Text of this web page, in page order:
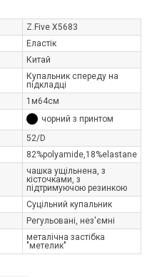
Z.Five X5683
Еластік
Китай
Купальник спереду на
підкладці
1м64см
чорний з принтом
52/D
82%polyamide,18%elastane
чашка ущільнена, з
кісточками, з
підтримуючою резинкою
Суцільний купальник
Регульовані, нез'ємні
металічна застібка
"метелик"